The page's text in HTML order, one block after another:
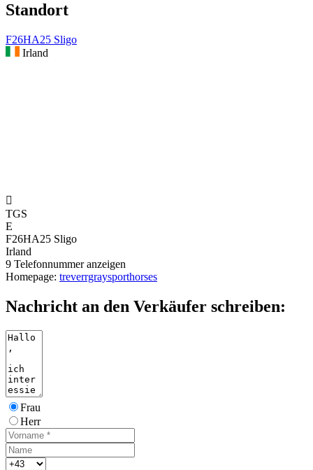
Standort
F26HA25 Sligo
Irland

TGS
E
F26HA25 Sligo
Irland
9 Telefonnummer anzeigen
Homepage: treverrgraysporthorses
Nachricht an den Verkäufer schreiben:
Frau
Herr